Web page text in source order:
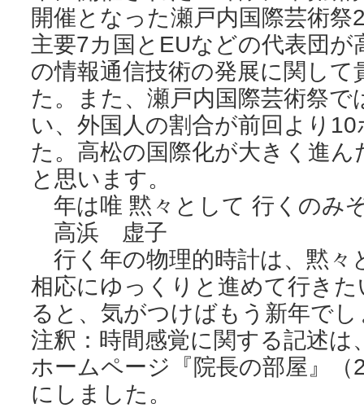
開催となった瀬戸内国際芸術
主要7カ国とEUなどの代表団
の情報通信技術の発展に関し
た。また、瀬戸内国際芸術祭
い、外国人の割合が前回より
た。高松の国際化が大きく進
と思います。
年は唯 黙々として 行くのみ
高浜 虚子
行く年の物理的時計は、黙々
相応にゆっくりと進めて行き
ると、気がつけばもう新年で
注釈：時間感覚に関する記述は
ホームページ『院長の部屋』
にしました。